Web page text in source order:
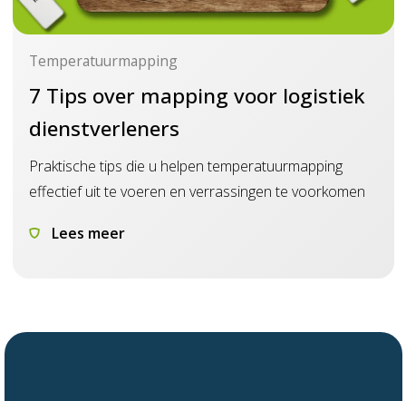
Temperatuurmapping
7 Tips over mapping voor logistiek
dienstverleners
Praktische tips die u helpen temperatuurmapping
effectief uit te voeren en verrassingen te voorkomen
Lees meer